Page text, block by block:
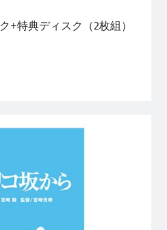
+特典ディスク（2枚組）